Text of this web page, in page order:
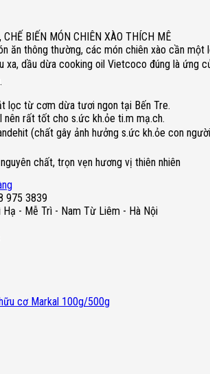
BIẾN MÓN CHIÊN XÀO THÍCH MÊ
ăn thông thường, các món chiên xào cần
dầu dừa cooking oil Vietcoco đúng là ứng
lọc từ cơm dừa tươi ngon tại Bến Tre.
nên rất tốt cho s.ức kh.ỏe ti.m mạ.ch.
(chất gây ảnh hưởng s.ức kh.ỏe con
chất, trọn vẹn hương vị thiên nhiên
975 3839
- Mễ Trì - Nam Từ Liêm - Hà Nội
cơ Markal 100g/500g